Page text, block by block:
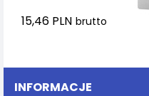
15,46 PLN brutto
INFORMACJE